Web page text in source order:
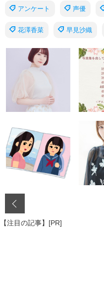
アンケート 声優
花澤香菜 早見沙織
【注目の記事】[PR]